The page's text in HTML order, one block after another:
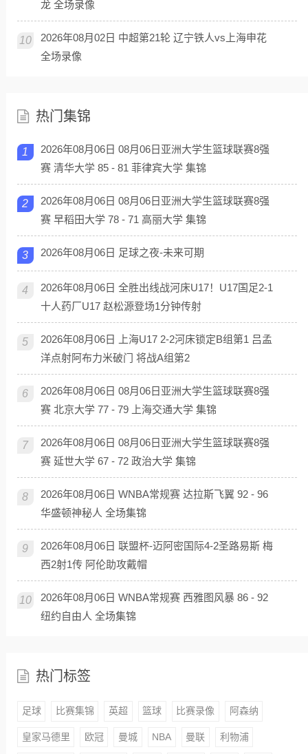
龙 全场录像
10
2026年08月02日 中超第21轮 辽宁铁人vs上海申花
全场录像
热门集锦
1
2026年08月06日 08月06日亚洲大学生篮球联赛8强
赛 清华大学 85 - 81 菲律宾大学 集锦
2
2026年08月06日 08月06日亚洲大学生篮球联赛8强
赛 早稻田大学 78 - 71 高丽大学 集锦
3 2026年08月06日 足球之夜-未来可期
4
2026年08月06日 全胜出线战河床U17！U17国足2-1
十人药厂U17 赵松源登场1分钟传射
5
2026年08月06日 上海U17 2-2河床锁定B组第1 吕孟
洋点射阿布力米破门 将战A组第2
6
2026年08月06日 08月06日亚洲大学生篮球联赛8强
赛 北京大学 77 - 79 上海交通大学 集锦
7
2026年08月06日 08月06日亚洲大学生篮球联赛8强
赛 延世大学 67 - 72 政治大学 集锦
8
2026年08月06日 WNBA常规赛 达拉斯飞翼 92 - 96
华盛顿神秘人 全场集锦
9
2026年08月06日 联盟杯-迈阿密国际4-2圣路易斯 梅
西2射1传 阿伦助攻戴帽
10
2026年08月06日 WNBA常规赛 西雅图风暴 86 - 92
纽约自由人 全场集锦
热门标签
足球 比赛集锦 英超 篮球 比赛录像 阿森纳
皇家马德里 欧冠 曼城 NBA 曼联 利物浦